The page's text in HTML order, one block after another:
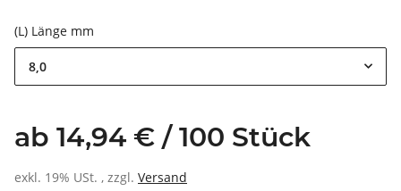
(L) Länge mm
8,0
ab 14,94 € / 100 Stück
exkl. 19% USt. , zzgl. Versand